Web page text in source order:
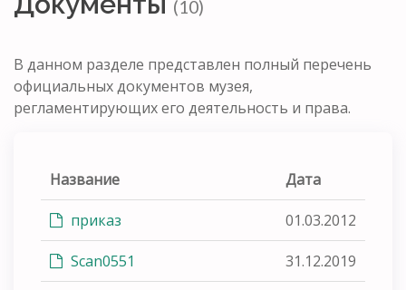
(10)
В данном разделе представлен полный перечень
официальных документов музея,
регламентирующих его деятельность и права.
Название Дата
приказ 01.03.2012
Scan0551 31.12.2019